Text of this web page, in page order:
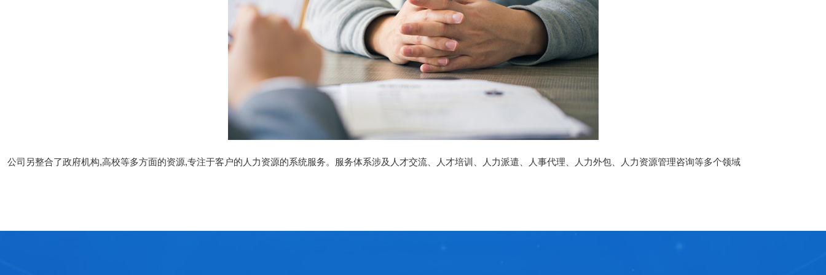
公司另整合了政府机构,高校等多方面的资源,专注于客户的人力资源的系统服务。服务体系涉及人才交流、人才培训、人力派遣、人事代理、人力外包、人力资源管理咨询等多个领域